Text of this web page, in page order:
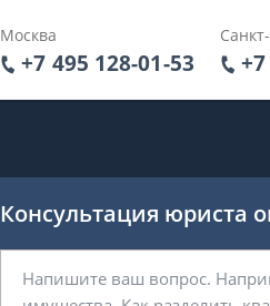
Москва
+7 495 128-01-53
Консультация юриста